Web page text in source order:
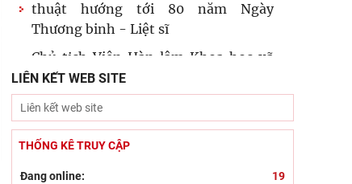
thuật hướng tới 80 năm Ngày
Thương binh - Liệt sĩ
Chủ tịch Viện Hàn lâm Khoa học xã
hội Việt Nam thăm và làm việc tại
Viện Khoa học Kinh tế và Xã hội
Dân chủ theo tư tưởng Hồ Chí Minh
và sự vận dụng tư tưởng Hồ Chí Minh
LIÊN KẾT WEB SITE
THỐNG KÊ TRUY CẬP
Đang online:
19